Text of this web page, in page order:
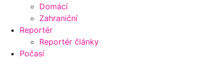
Domácí
Zahraniční
Reportér
Reportér články
Počasí